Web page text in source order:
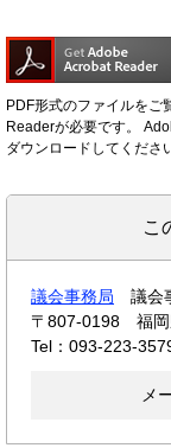
PDF形式のファイルをご
Readerが必要です。
ダウンロードしてくださ
こ
議会事務局
議会
〒807-0198
福
Tel：093-223-
メ